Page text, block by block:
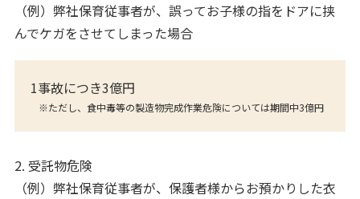
（例）弊社保育従事者が、誤ってお子様の指をドアに挟
んでケガをさせてしまった場合
1事故につき3億円
※ただし、食中毒等の製造物完成作業危険については期間中3億円
2. 受託物危険
（例）弊社保育従事者が、保護者様からお預かりした衣